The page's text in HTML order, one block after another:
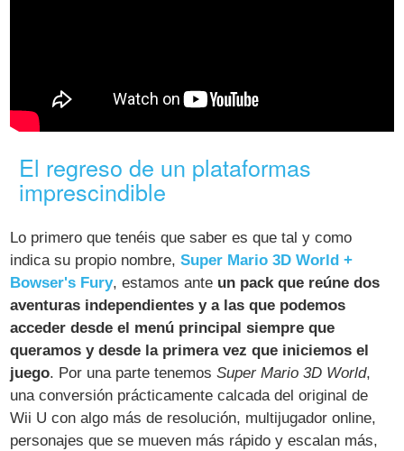
El regreso de un plataformas
imprescindible
Lo primero que tenéis que saber es que tal y como
indica su propio nombre,Super Mario 3D World +
Bowser's Fury, estamos ante un pack que reúne dos
aventuras independientes y a las que podemos
acceder desde el menú principal siempre que
queramos y desde la primera vez que iniciemos el
juego. Por una parte tenemosSuper Mario 3D World,
una conversión prácticamente calcada del original de
Wii U con algo más de resolución, multijugador online,
personajes que se mueven más rápido y escalan más,